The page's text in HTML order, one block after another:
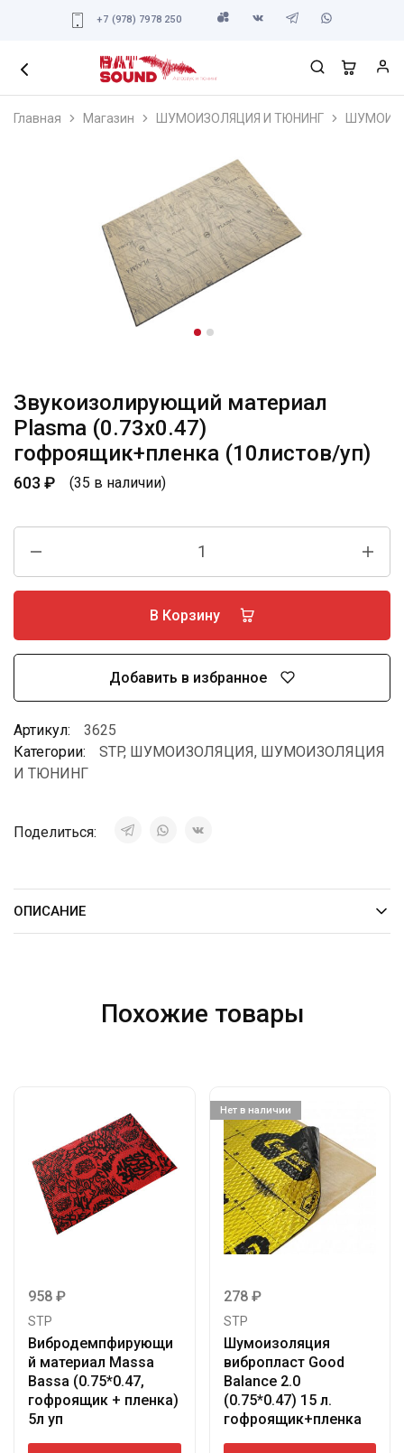
+7 (978) 7978 250
Главная Магазин ШУМОИЗОЛЯЦИЯ И ТЮНИНГ
Звукоизолирующий материал
Plasma (0.73х0.47)
гофроящик+пленка (10листов/уп)
603 ₽ (35 в наличии)
В Корзину
Добавить в избранное
Артикул:
3625
Категории:
STP, ШУМОИЗОЛЯЦИЯ, ШУМОИЗОЛЯЦИЯ
И ТЮНИНГ
Поделиться:
ОПИСАНИЕ
Похожие товары
958 ₽
STP
Вибродемпфирующи
й материал Massa
Bassa (0.75*0.47,
гофроящик + пленка)
5л уп
Нет в наличии
278 ₽
STP
Шумоизоляция
вибропласт Good
Balance 2.0
(0.75*0.47) 15 л.
гофроящик+пленка